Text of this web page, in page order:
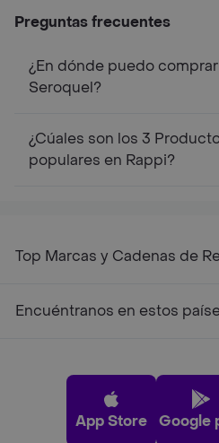
Preguntas frecuentes
¿En dónde puedo
Seroquel?
¿Cúales son los 3
populares en Rappi?
Top Marcas y Cadenas de
Encuéntranos en estos
App Store Google